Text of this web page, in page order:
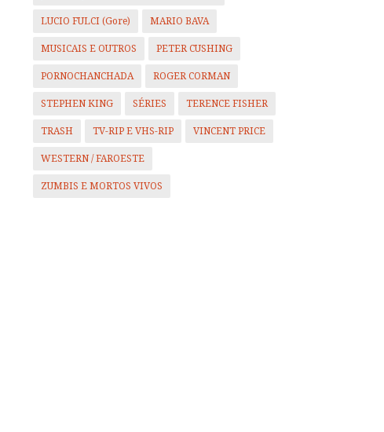
LUCIO FULCI (Gore) MARIO BAVA
MUSICAIS E OUTROS PETER CUSHING
PORNOCHANCHADA ROGER CORMAN
STEPHEN KING SÉRIES TERENCE FISHER
TRASH TV-RIP E VHS-RIP VINCENT PRICE
WESTERN / FAROESTE
ZUMBIS E MORTOS VIVOS